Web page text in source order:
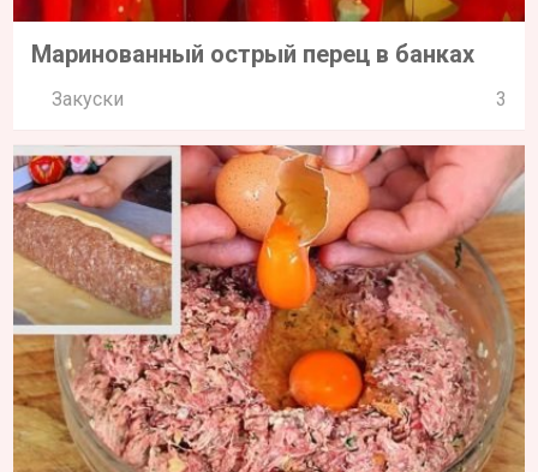
Маринованный острый перец в банках
Закуски 3